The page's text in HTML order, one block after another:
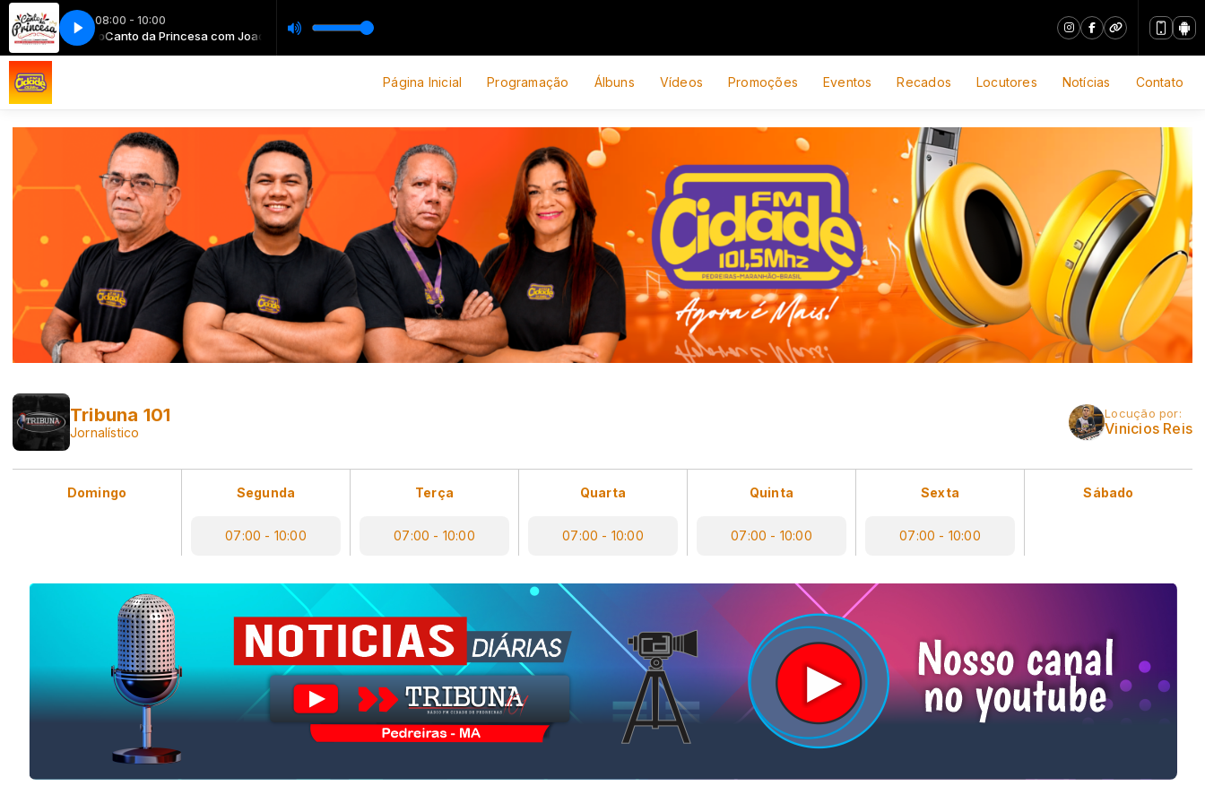
08:00 - 10:00
Joaquim Filho Canto da Princesa com Joaquim Filho
Página Inicial Programação Álbuns Vídeos Promoções Eventos Recados Locutores Notícias Contato
Tribuna 101
Jornalístico
Locução por:
Vinicios Reis
Domingo Segunda
07:00 - 10:00
Terça
07:00 - 10:00
Quarta
07:00 - 10:00
Quinta
07:00 - 10:00
Sexta
07:00 - 10:00
Sábado